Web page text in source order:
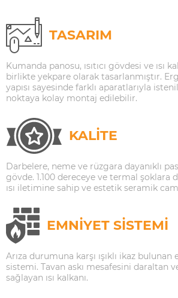
TASARIM
Kumanda panosu, ısıtıcı gövdesi ve ısı
birlikte yekpare olarak tasarlanmıştır.
yapısı sayesinde farklı aparatlarıyla
noktaya kolay montaj edilebilir.
KALİTE
Darbelere, neme ve rüzgara dayanıklı
gövde. 1.100 dereceye ve termal şoklara
ısı iletimine sahip ve estetik seramik
EMNİYET SİSTEMİ
Arıza durumuna karşı ışıklı ikaz bulunan
sistemi. Tavan askı mesafesini daraltan ve
sağlayan ısı kalkanı.